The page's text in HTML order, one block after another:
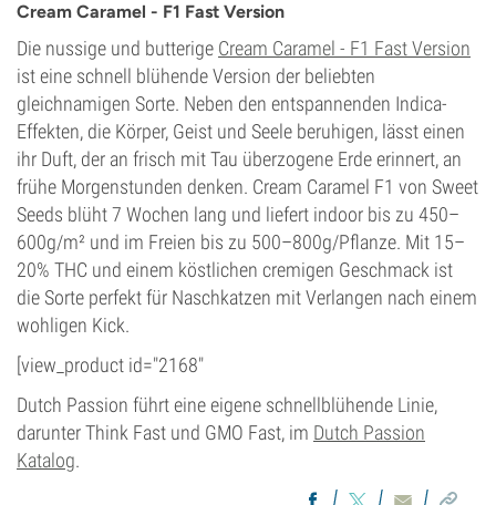
CBD
Gering
Blütentyp
Photoperiodisch
Cream Caramel - F1 Fast Version
Die nussige und butterige Cream Caramel - F1 Fast Version
ist eine schnell blühende Version der beliebten
gleichnamigen Sorte. Neben den entspannenden Indica-
Effekten, die Körper, Geist und Seele beruhigen, lässt einen
ihr Duft, der an frisch mit Tau überzogene Erde erinnert, an
frühe Morgenstunden denken. Cream Caramel F1 von Sweet
Seeds blüht 7 Wochen lang und liefert indoor bis zu 450–
600g/m² und im Freien bis zu 500–800g/Pflanze. Mit 15–
20% THC und einem köstlichen cremigen Geschmack ist
die Sorte perfekt für Naschkatzen mit Verlangen nach einem
wohligen Kick.
[view_product id="2168"
Dutch Passion führt eine eigene schnellblühende Linie,
darunter Think Fast und GMO Fast, im Dutch Passion
Katalog.